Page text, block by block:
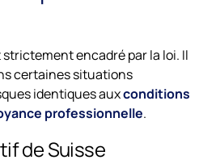
encadré par la loi. Il
certaines situations
identiques auxconditions
professionnelle.
de Suisse